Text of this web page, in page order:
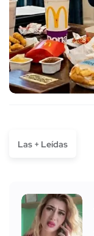
Las + Leídas